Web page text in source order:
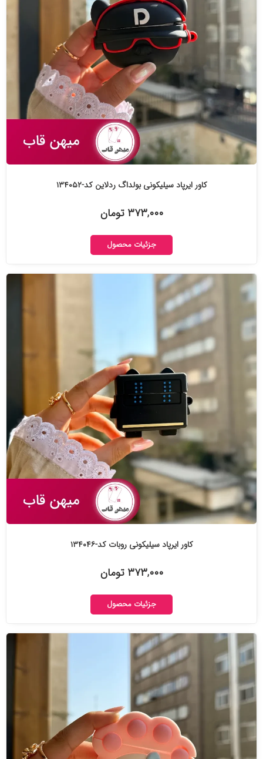
کاور ایرپاد سیلیکونی بولداگ ردلاین کد-۱۳۴۰۵۲
۳۷۳,۰۰۰ تومان
جزئیات محصول
کاور ایرپاد سیلیکونی روبات کد-۱۳۴۰۴۶
۳۷۳,۰۰۰ تومان
جزئیات محصول